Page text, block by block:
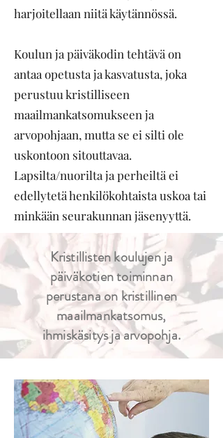
harjoitellaan niitä käytännössä.
Koulun ja päiväkodin tehtävä on
antaa opetusta ja kasvatusta, joka
perustuu kristilliseen
maailmankatsomukseen ja
arvopohjaan, mutta se ei silti ole
uskontoon sitouttavaa.
Lapsilta/nuorilta ja perheiltä ei
edellytetä henkilökohtaista uskoa tai
minkään seurakunnan jäsenyyttä.
Kristillisten koulujen ja
päiväkotien toiminnan
perustana on kristillinen
maailmankatsomus,
ihmiskäsitys ja arvopohja.